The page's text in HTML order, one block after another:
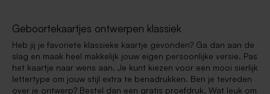
Geboortekaartjes ontwerpen klassiek
Heb jij je favoriete klassieke kaartje gevonden? Ga dan aan de
slag en maak heel makkelijk jouw eigen persoonlijke versie. Pas
het kaartje naar wens aan. Je kunt kiezen voor een mooi sierlijk
lettertype om jouw stijl extra te benadrukken. Ben je tevreden
over je ontwerp? Bestel dan een gratis proefdruk. Wat leuk om